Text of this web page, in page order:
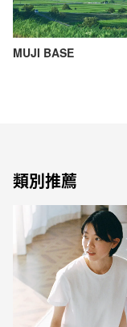
MUJI BASE
類別推薦